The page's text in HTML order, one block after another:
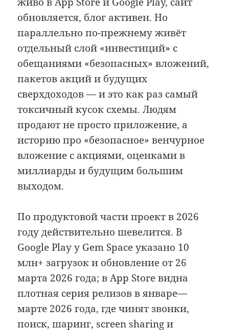
обновляется, блог активен. Но
параллельно по-прежнему живёт
отдельный слой «инвестиций» с
обещаниями «безопасных» вложений,
пакетов акций и будущих
сверхдоходов — и это как раз самый
токсичный кусок схемы. Людям
продают не просто приложение, а
историю про «безопасное» венчурное
вложение с акциями, оценками в
миллиарды и будущим большим
выходом.
По продуктовой части проект в 2026
году действительно шевелится. В
Google Play у Gem Space указано 10
млн+ загрузок и обновление от 26
марта 2026 года; в App Store видна
плотная серия релизов в январе—
марте 2026 года, где чинят звонки,
поиск, шаринг, screen sharing и